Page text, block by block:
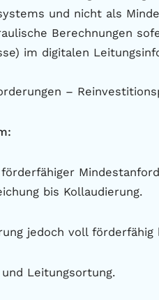
und nicht als
Berechnungen
im digitalen
–
bis Kollaudierung.
jedoch voll förderfähig
Leitungsortung.